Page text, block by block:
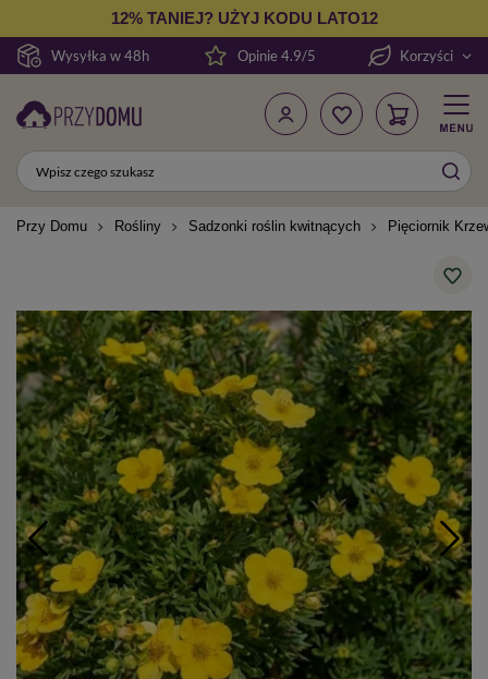
Wysyłka w 48h
12% TANIEJ? UŻYJ KODU LATO12
Opinie 4.9/5 Korzyści
Przy Domu Rośliny Sadzonki roślin kwitnących Pięciornik